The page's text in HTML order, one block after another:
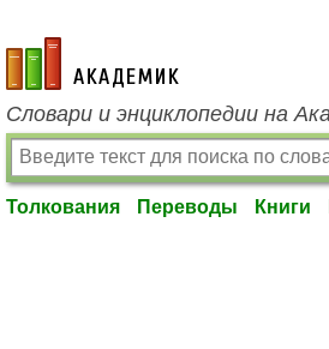
academic.ru
Словари и энциклопедии на
Толкования Переводы Книги